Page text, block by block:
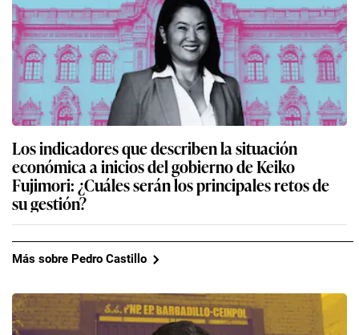
Los indicadores que describen la situación
económica a inicios del gobierno de Keiko
Fujimori: ¿Cuáles serán los principales retos de
su gestión?
Más sobre Pedro Castillo